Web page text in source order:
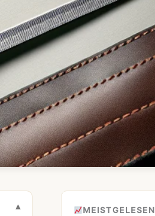
MEISTGELESEN